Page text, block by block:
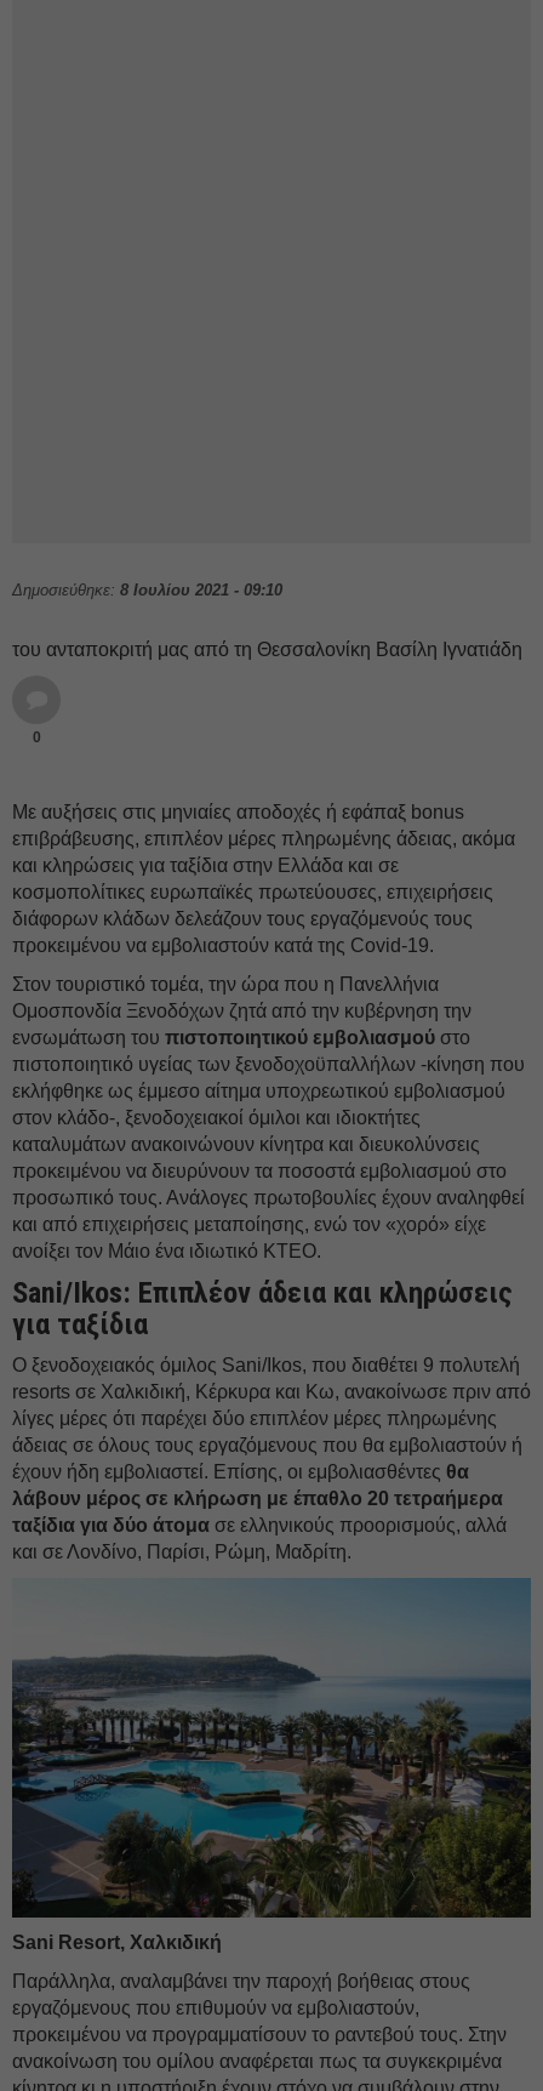
Δημοσιεύθηκε: 8 Ιουλίου 2021 - 09:10
του ανταποκριτή μας από τη Θεσσαλονίκη Βασίλη Ιγνατιάδη
0
Με αυξήσεις στις μηνιαίες αποδοχές ή εφάπαξ bonus
επιβράβευσης, επιπλέον μέρες πληρωμένης άδειας, ακόμα
και κληρώσεις για ταξίδια στην Ελλάδα και σε
κοσμοπολίτικες ευρωπαϊκές πρωτεύουσες, επιχειρήσεις
διάφορων κλάδων δελεάζουν τους εργαζόμενούς τους
προκειμένου να εμβολιαστούν κατά της Covid-19.
Στον τουριστικό τομέα, την ώρα που η Πανελλήνια
Ομοσπονδία Ξενοδόχων ζητά από την κυβέρνηση την
ενσωμάτωση του πιστοποιητικού εμβολιασμού στο
πιστοποιητικό υγείας των ξενοδοχοϋπαλλήλων -κίνηση που
εκλήφθηκε ως έμμεσο αίτημα υποχρεωτικού εμβολιασμού
στον κλάδο-, ξενοδοχειακοί όμιλοι και ιδιοκτήτες
καταλυμάτων ανακοινώνουν κίνητρα και διευκολύνσεις
προκειμένου να διευρύνουν τα ποσοστά εμβολιασμού στο
προσωπικό τους. Ανάλογες πρωτοβουλίες έχουν αναληφθεί
και από επιχειρήσεις μεταποίησης, ενώ τον «χορό» είχε
ανοίξει τον Μάιο ένα ιδιωτικό ΚΤΕΟ.
Sani/Ikos: Επιπλέον άδεια και κληρώσεις
για ταξίδια
Ο ξενοδοχειακός όμιλος Sani/Ikos, που διαθέτει 9 πολυτελή
resorts σε Χαλκιδική, Κέρκυρα και Κω, ανακοίνωσε πριν από
λίγες μέρες ότι παρέχει δύο επιπλέον μέρες πληρωμένης
άδειας σε όλους τους εργαζόμενους που θα εμβολιαστούν ή
έχουν ήδη εμβολιαστεί. Επίσης, οι εμβολιασθέντες θα
λάβουν μέρος σε κλήρωση με έπαθλο 20 τετραήμερα
ταξίδια για δύο άτομα σε ελληνικούς προορισμούς, αλλά
και σε Λονδίνο, Παρίσι, Ρώμη, Μαδρίτη.
Sani Resort, Χαλκιδική
Παράλληλα, αναλαμβάνει την παροχή βοήθειας στους
εργαζόμενους που επιθυμούν να εμβολιαστούν,
προκειμένου να προγραμματίσουν το ραντεβού τους. Στην
ανακοίνωση του ομίλου αναφέρεται πως τα συγκεκριμένα